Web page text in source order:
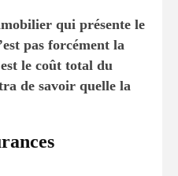
qui présente le
pas forcément la
le coût total du
de savoir quelle la